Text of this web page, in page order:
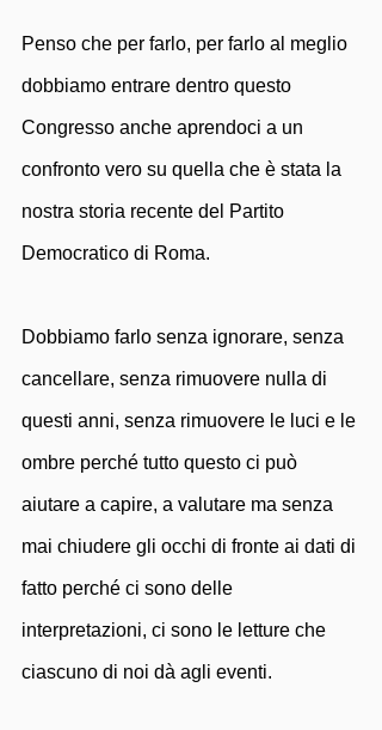
Penso che per farlo, per farlo al meglio
dobbiamo entrare dentro questo
Congresso anche aprendoci a un
confronto vero su quella che è stata la
nostra storia recente del Partito
Democratico di Roma.
Dobbiamo farlo senza ignorare, senza
cancellare, senza rimuovere nulla di
questi anni, senza rimuovere le luci e le
ombre perché tutto questo ci può
aiutare a capire, a valutare ma senza
mai chiudere gli occhi di fronte ai dati di
fatto perché ci sono delle
interpretazioni, ci sono le letture che
ciascuno di noi dà agli eventi.